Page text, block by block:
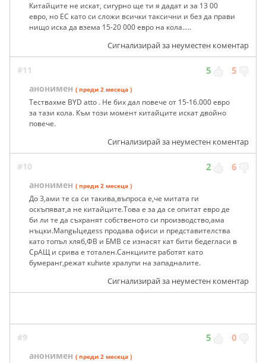
Китайците не искат, сигурно ще ти я дадат и за 13 00
евро, но ЕС като си сложи всички таксични и без да прави
нищо иска да взема 15-20 000 евро на кола.....
Сигнализирай за неуместен коментар
#11 5 5
анонимен ( преди 2 месеца )
Тествахме BYD atto . Не бих дал повече от 15-16.000 евро
за тази кола. Към този момент китайците искат двойно
повече.
Сигнализирай за неуместен коментар
#10 2 6
анонимен ( преди 2 месеца )
До 3,ами те са си такива,въпроса е,че митата ги
оскъпяват,а не китайците.Това е за да се опитат евро де
би ли те да съхранят собственото си производство,ама
нъцки.Маngьlцедеss продава офиси и представителства
като топъл хляб,ФВ и БМВ се изнасят кат бити бедегласи в
СрАЩ и срива е тотален.Санкциите работят като
бумеранг,режат кuhиtе хралупи на западналите.
Сигнализирай за неуместен коментар
#9 5 0
анонимен ( преди 2 месеца )